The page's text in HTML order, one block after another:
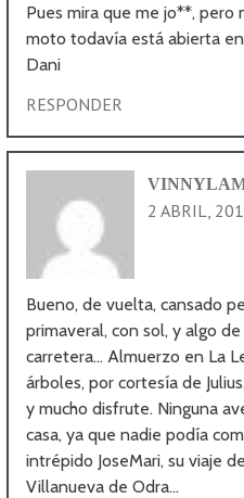
Pues mira que me jo**, pero
moto todavía está abierta
Dani
RESPONDER
2 ABRIL,
Bueno, de vuelta, cansado
primaveral, con sol, y algo
carretera… Almuerzo en La
árboles, por cortesía de
y mucho disfrute. Ninguna
casa, ya que nadie podía
intrépido JoseMari, su viaje
Villanueva de Odra…